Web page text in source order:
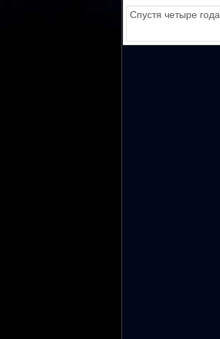
Спустя четыре года.